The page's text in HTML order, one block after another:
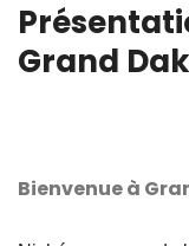
Grand
Bienvenue à